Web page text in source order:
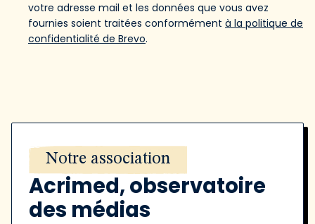
votre adresse mail et les données que vous avez
fournies soient traitées conformément à la politique de
confidentialité de Brevo.
Notre association
Acrimed, observatoire
des médias